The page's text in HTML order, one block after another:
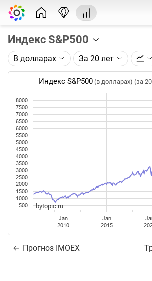
Индекс S&P500
Описание графика:
Индекс S&P500 по данным
Каждая точка на графике - цена
недели или месяца. Оптимальный
(день, неделя, месяц) подбирается
при изменении глубины графика.
Данные добавляются ежедневно.
В долларах За 20 лет
Индекс S&P500 (в долларах) (за
Jan
2010
Jan
2015
500
1000
1500
2000
2500
3000
3500
4000
4500
5000
5500
6000
6500
7000
7500
8000
bytopic.ru
Прогноз IMOEX